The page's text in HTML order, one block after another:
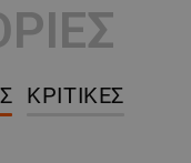
ΚΡΙΤΙΚΈΣ